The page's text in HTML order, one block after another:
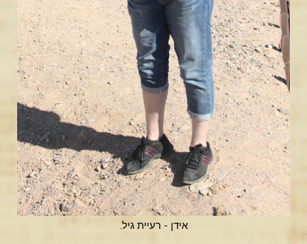
אידן - רעיית גיל.